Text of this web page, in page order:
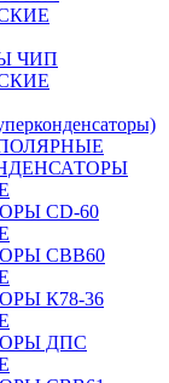
ЧИП
CD-60
CBB60
К78-36
ДПС